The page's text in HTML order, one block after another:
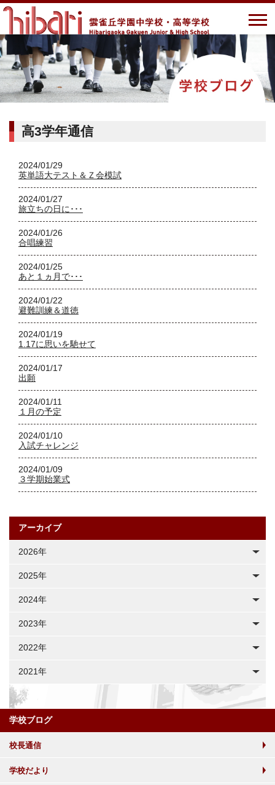
高3学年通信
2024/01/29
英単語大テスト＆Ｚ会模試
2024/01/27
旅立ちの日に･･･
2024/01/26
合唱練習
2024/01/25
あと１ヵ月で･･･
2024/01/22
避難訓練＆道徳
2024/01/19
1.17に思いを馳せて
2024/01/17
出願
2024/01/11
１月の予定
2024/01/10
入試チャレンジ
2024/01/09
３学期始業式
アーカイブ
2026年
2025年
2024年
2023年
2022年
2021年
学校ブログ
校長通信
学校だより